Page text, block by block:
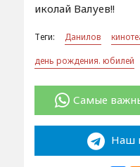
иколай Валуев!!
Теги: Данилов
день рождения. юбилей
Самые
Наш